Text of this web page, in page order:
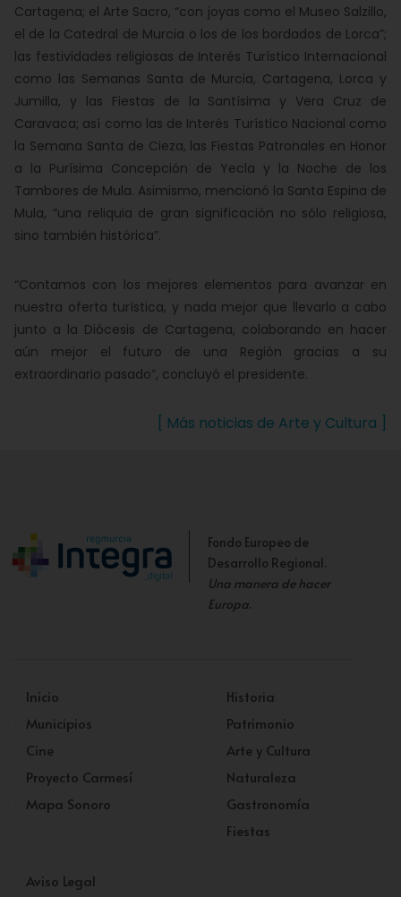
Cartagena; el Arte Sacro, “con joyas como el Museo Salzillo,
el de la Catedral de Murcia o los de los bordados de Lorca”;
las festividades religiosas de Interés Turístico Internacional
como las Semanas Santa de Murcia, Cartagena, Lorca y
Jumilla, y las Fiestas de la Santísima y Vera Cruz de
Caravaca; así como las de Interés Turístico Nacional como
la Semana Santa de Cieza, las Fiestas Patronales en Honor
a la Purísima Concepción de Yecla y la Noche de los
Tambores de Mula. Asimismo, mencionó la Santa Espina de
Mula, “una reliquia de gran significación no sólo religiosa,
sino también histórica”.
“Contamos con los mejores elementos para avanzar en
nuestra oferta turística, y nada mejor que llevarlo a cabo
junto a la Diócesis de Cartagena, colaborando en hacer
aún mejor el futuro de una Región gracias a su
extraordinario pasado”, concluyó el presidente.
[ Más noticias de Arte y Cultura ]
Fondo Europeo de
Desarrollo Regional.
Una manera de hacer
Europa.
Inicio
Municipios
Cine
Proyecto Carmesí
Mapa Sonoro
Historia
Patrimonio
Arte y Cultura
Naturaleza
Gastronomía
Fiestas
Aviso Legal